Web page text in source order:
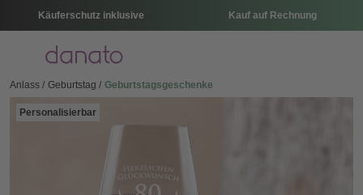
Käuferschutz inklusive Kauf auf Rechnung
Menü
Anlass Geburtstag Geburtstagsgeschenke
Personalisierbar